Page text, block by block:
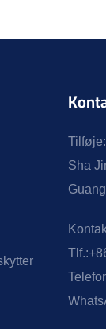
Tilføje:
Sha
Tlf.: